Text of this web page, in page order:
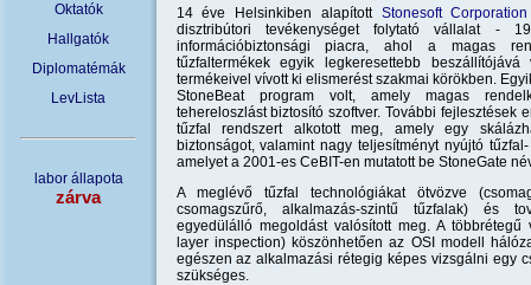
Oktatók
Hallgatók
Diplomatémák
LevLista
labor állapota
zárva
14 éve Helsinkiben alapított Stonesoft Corporation
disztribútori tevékenységet folytató vállalat -
információbiztonsági piacra, ahol a magas
tűzfaltermékek egyik legkeresettebb
termékeivel vívott ki elismerést szakmai körökben.
StoneBeat program volt, amely magas
tehereloszlást biztosító szoftver. További fejlesztések
tűzfal rendszert alkotott meg, amely egy
biztonságot, valamint nagy teljesítményt nyújtó
amelyet a 2001-es CeBIT-en mutatott be StoneGate
A meglévő tűzfal technológiákat ötvözve
csomagszűrő, alkalmazás-szintű tűzfalak) és
egyedülálló megoldást valósított meg. A többrétegű
layer inspection) köszönhetően az OSI modell
egészen az alkalmazási rétegig képes vizsgálni egy
szükséges.